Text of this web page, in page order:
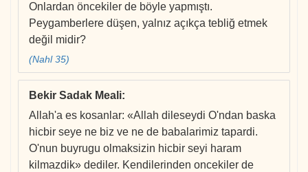
Onlardan öncekiler de böyle yapmıştı.
Peygamberlere düşen, yalnız açıkça tebliğ etmek
değil midir?
(Nahl 35)
Bekir Sadak Meali:
Allah'a es kosanlar: «Allah dileseydi O'ndan baska
hicbir seye ne biz ve ne de babalarimiz tapardi.
O'nun buyrugu olmaksizin hicbir seyi haram
kilmazdik» dediler. Kendilerinden oncekiler de